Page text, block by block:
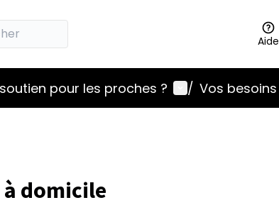
Aide
pour les proches ? Menu utilisateur
/ Vos besoins
domicile